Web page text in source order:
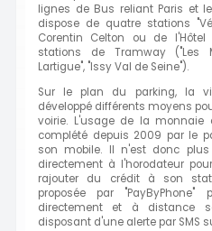
lignes de Bus reliant Paris et
dispose de quatre stations
Corentin Celton ou de
stations de Tramway ("Les
Lartigue", "Issy Val de Seine").
Sur le plan du parking, la
développé différents moyens
voirie. L'usage de la
complété depuis 2009 par le
son mobile. Il n'est donc
directement à l'horodateur
rajouter du crédit à son
proposée par
directement et à distance
disposant d'une alerte par SMS